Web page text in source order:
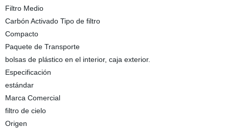
Filtro Medio
Carbón Activado Tipo de filtro
Compacto
Paquete de Transporte
bolsas de plástico en el interior, caja exterior.
Especificación
estándar
Marca Comercial
filtro de cielo
Origen